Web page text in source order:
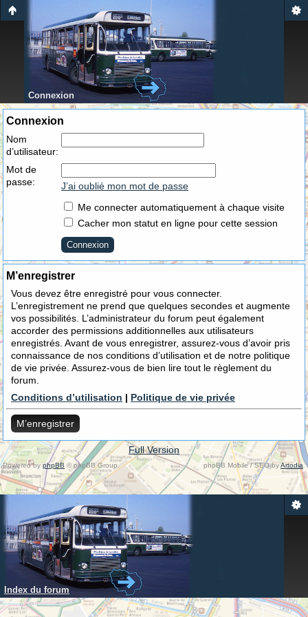
Connexion
Connexion
Nom
d’utilisateur:
Mot de
passe:
J’ai oublié mon mot de passe
Me connecter automatiquement à chaque visite
Cacher mon statut en ligne pour cette session
M’enregistrer
Vous devez être enregistré pour vous connecter.
L’enregistrement ne prend que quelques secondes et augmente
vos possibilités. L’administrateur du forum peut également
accorder des permissions additionnelles aux utilisateurs
enregistrés. Avant de vous enregistrer, assurez-vous d’avoir pris
connaissance de nos conditions d’utilisation et de notre politique
de vie privée. Assurez-vous de bien lire tout le règlement du
forum.
Conditions d’utilisation | Politique de vie privée
M’enregistrer
Full Version
Powered byphpBB © phpBB Group. phpBB Mobile / SEO byArtodia .
Index du forum